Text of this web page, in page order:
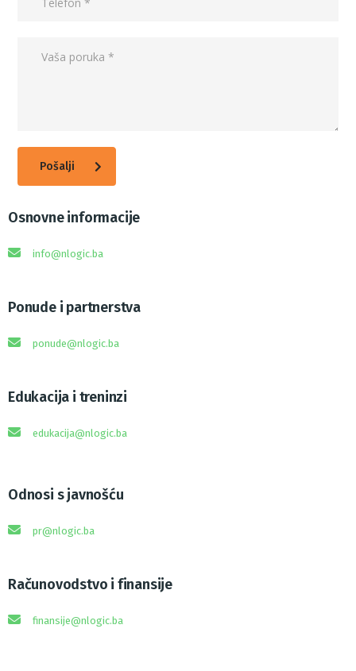
Pošalji
Osnovne informacije
info@nlogic.ba
Ponude i partnerstva
ponude@nlogic.ba
Edukacija i treninzi
edukacija@nlogic.ba
Odnosi s javnošću
pr@nlogic.ba
Računovodstvo i finansije
finansije@nlogic.ba